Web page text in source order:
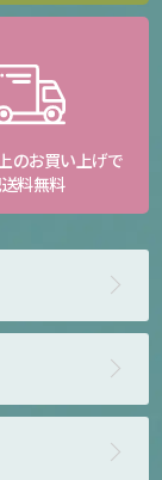
のお買い上げで
料無料